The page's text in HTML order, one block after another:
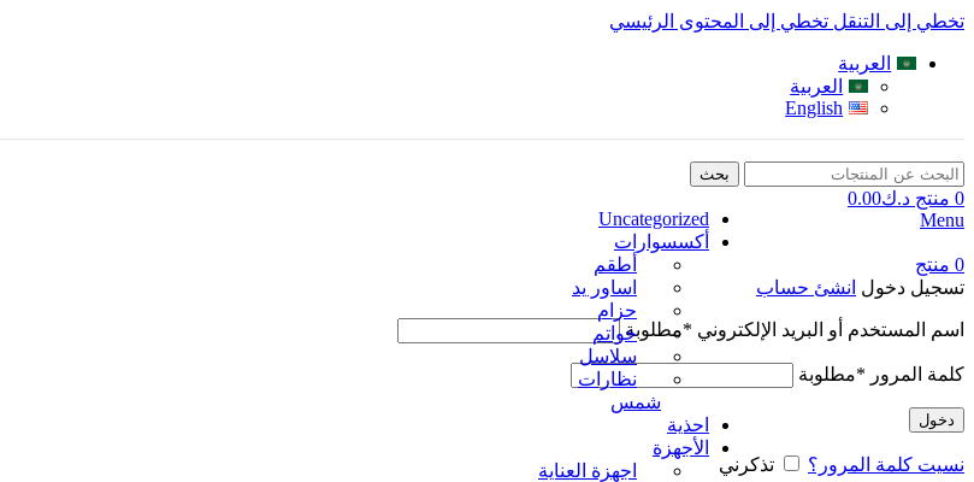
تخطي إلى التنقل تخطي إلى المحتوى الرئيسي
العربية
العربية
English
Uncategorized
أكسسوارات
أطقم
اساور يد
حزام
خواتم
سلاسل
نظارات
شمس
احذية
الأجهزة
اجهزة العناية
بحث
0 منتج د.ك0.00
Menu
0 منتج
تسجيل دخول انشئ حساب
اسم المستخدم أو البريد الإلكتروني *مطلوبة
كلمة المرور *مطلوبة
دخول
نسيت كلمة المرور؟ تذكرني